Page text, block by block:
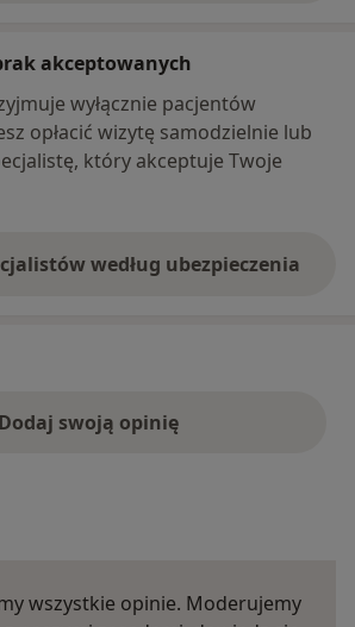
akceptowanych
wyłącznie pacjentów
opłacić wizytę samodzielnie lub
który akceptuje Twoje
według ubezpieczenia
Dodaj swoją opinię
wszystkie opinie. Moderujemy